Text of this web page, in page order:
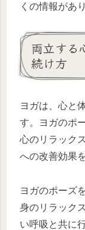
くの情報があ
両立する
続け方
ヨガは、心と
す。ヨガのポ
心のリラック
への改善効果
ヨガのポーズ
身のリラック
い呼吸と共に